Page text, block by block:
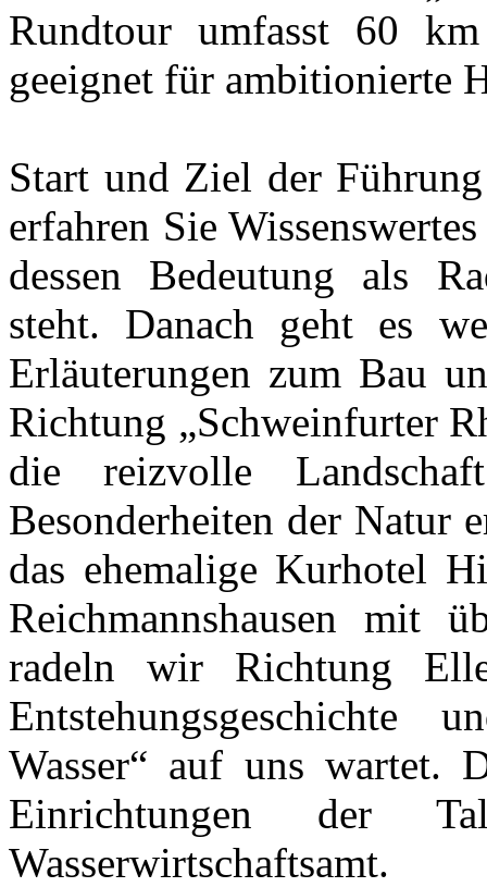
Rundtour umfasst 60
geeignet für ambitionierte
Start und Ziel der
erfahren Sie
dessen Bedeutung als
steht. Danach geht es
Erläuterungen zum Bau
Richtung „Schweinfurter
die reizvolle
Besonderheiten der Natur
das ehemalige Kurhotel
Reichmannshausen mit
radeln wir Richtung
Entstehungsgeschichte
Wasser“ auf uns wartet.
Einrichtungen der
Wasserwirtschaftsamt.